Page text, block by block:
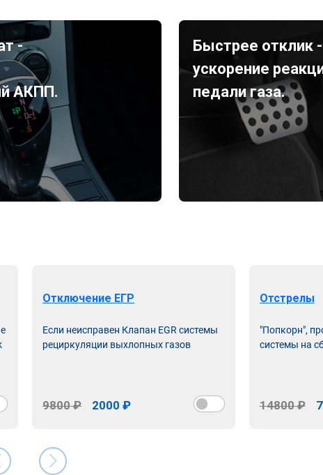
-
АКПП.
Быстрее отклик -
ускорение
педали газа.
Отключение ЕГР
Если неисправен Клапан EGR системы
рециркуляции выхлопных газов
9800 ₽ 2000 ₽
Отстрелы
"Попкорн",
системы на
14800 ₽